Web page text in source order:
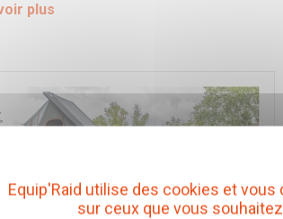
plus
Equip'Raid utilise des cookies et vous
sur ceux que vous